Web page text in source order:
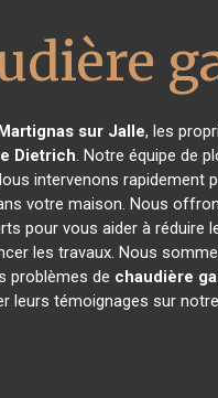
sur Jalle, les
Dietrich. Notre équipe de
intervenons rapidement
votre maison. Nous
pour vous aider à
les travaux. Nous
problèmes de chaudière
leurs témoignages sur